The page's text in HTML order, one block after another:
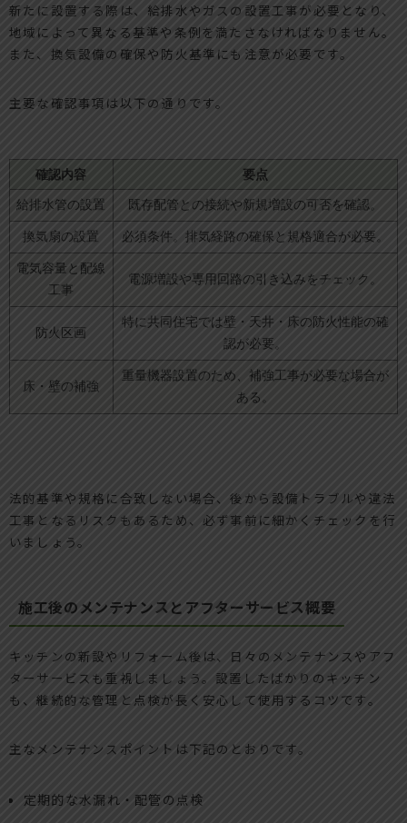
新たに設置する際は、給排水やガスの設置工事が必要となり、
地域によって異なる基準や条例を満たさなければなりません。
また、換気設備の確保や防火基準にも注意が必要です。
主要な確認事項は以下の通りです。
確認内容 要点
給排水管の設置 既存配管との接続や新規増設の可否を確認。
換気扇の設置 必須条件。排気経路の確保と規格適合が必要。
電気容量と配線
工事
電源増設や専用回路の引き込みをチェック。
防火区画
特に共同住宅では壁・天井・床の防火性能の確
認が必要。
床・壁の補強
重量機器設置のため、補強工事が必要な場合が
ある。
法的基準や規格に合致しない場合、後から設備トラブルや違法
工事となるリスクもあるため、必ず事前に細かくチェックを行
いましょう。
施工後のメンテナンスとアフターサービス概要
キッチンの新設やリフォーム後は、日々のメンテナンスやアフ
ターサービスも重視しましょう。設置したばかりのキッチン
も、継続的な管理と点検が長く安心して使用するコツです。
主なメンテナンスポイントは下記のとおりです。
定期的な水漏れ・配管の点検